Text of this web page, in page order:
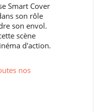
Smart Cover
son rôle
son envol.
scène
d'action.
nos